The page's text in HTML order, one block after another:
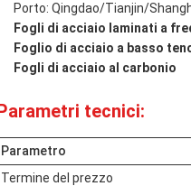
Porto: Qingdao/Tianjin/
Fogli di acciaio laminati a
Foglio di acciaio a basso
Fogli di acciaio al carbonio
tecnici:
Parametro
Termine del prezzo